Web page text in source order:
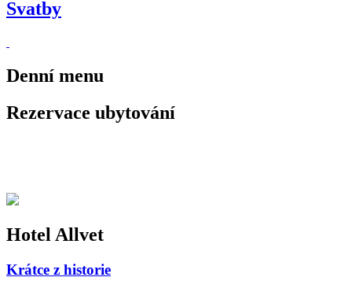
Svatby
Denní menu
Rezervace ubytování
Hotel Allvet
Krátce z historie